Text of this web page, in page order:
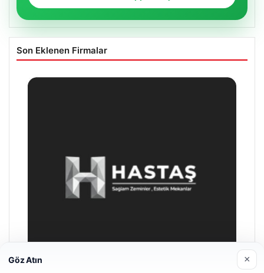
Son Eklenen Firmalar
Göz Atın ×